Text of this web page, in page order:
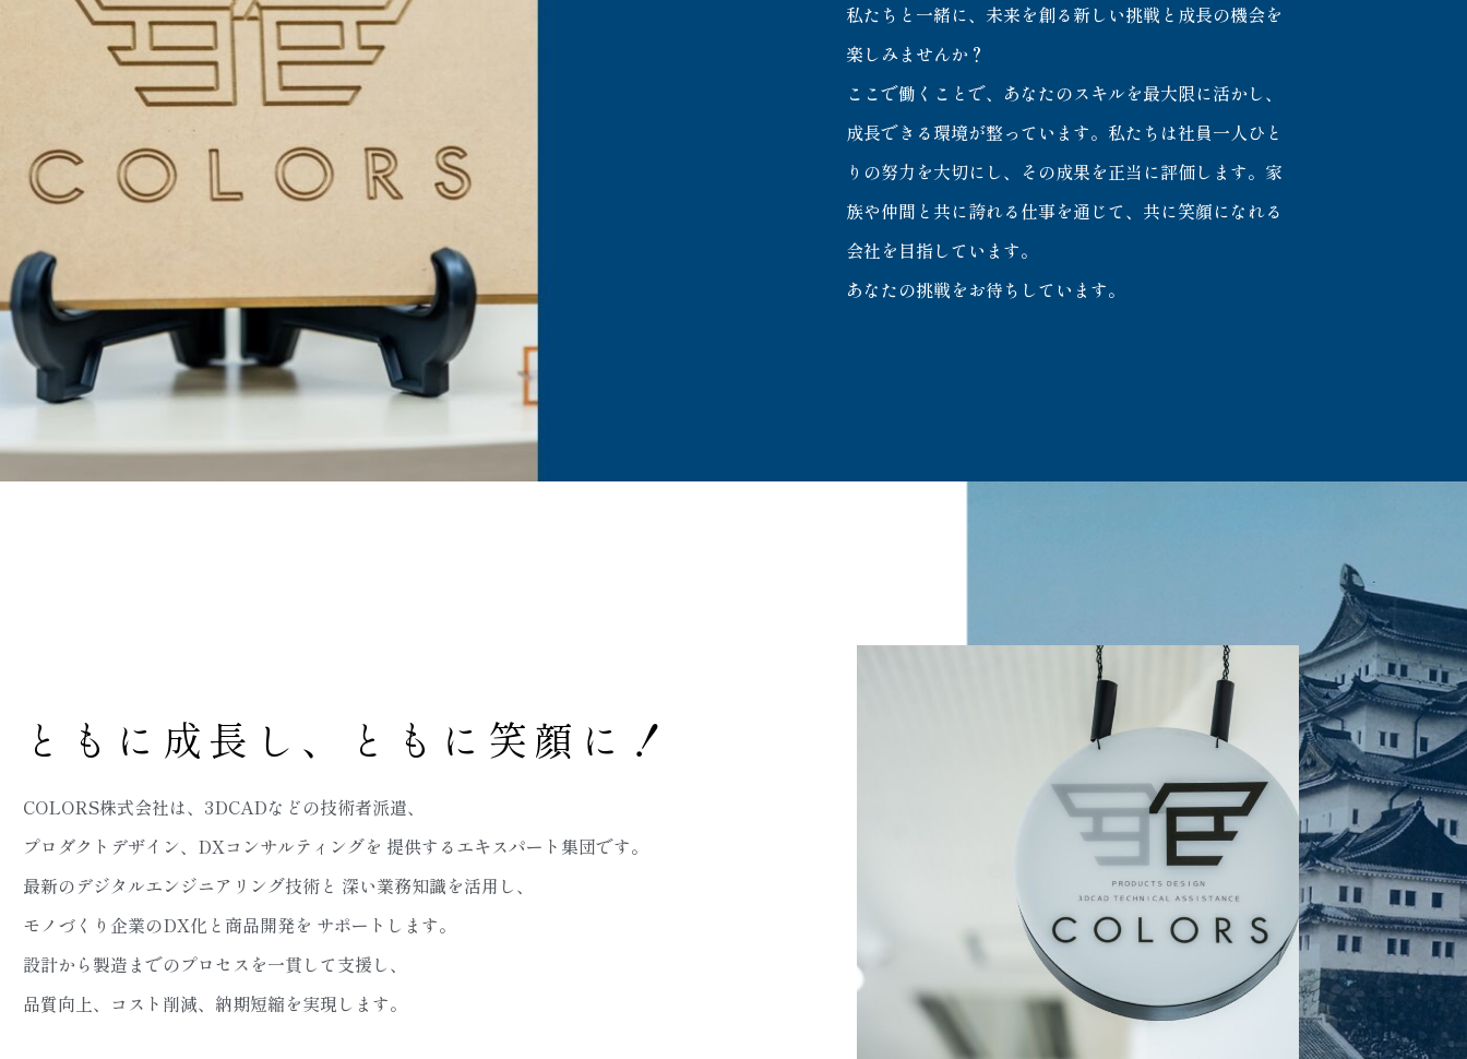
私たちと一緒に、未来を創る新しい挑戦と成長の機会を
楽しみませんか？
ここで働くことで、あなたのスキルを最大限に活かし、
成長できる環境が整っています。私たちは社員一人ひと
りの努力を大切にし、その成果を正当に評価します。家
族や仲間と共に誇れる仕事を通じて、共に笑顔になれる
会社を目指しています。
あなたの挑戦をお待ちしています。
ともに成長し、ともに笑顔に！
COLORS株式会社は、3DCADなどの技術者派遣、
プロダクトデザイン、DXコンサルティングを 提供するエキスパート集団です。
最新のデジタルエンジニアリング技術と 深い業務知識を活用し、
モノづくり企業のDX化と商品開発を サポートします。
設計から製造までのプロセスを一貫して支援し、
品質向上、コスト削減、納期短縮を実現します。